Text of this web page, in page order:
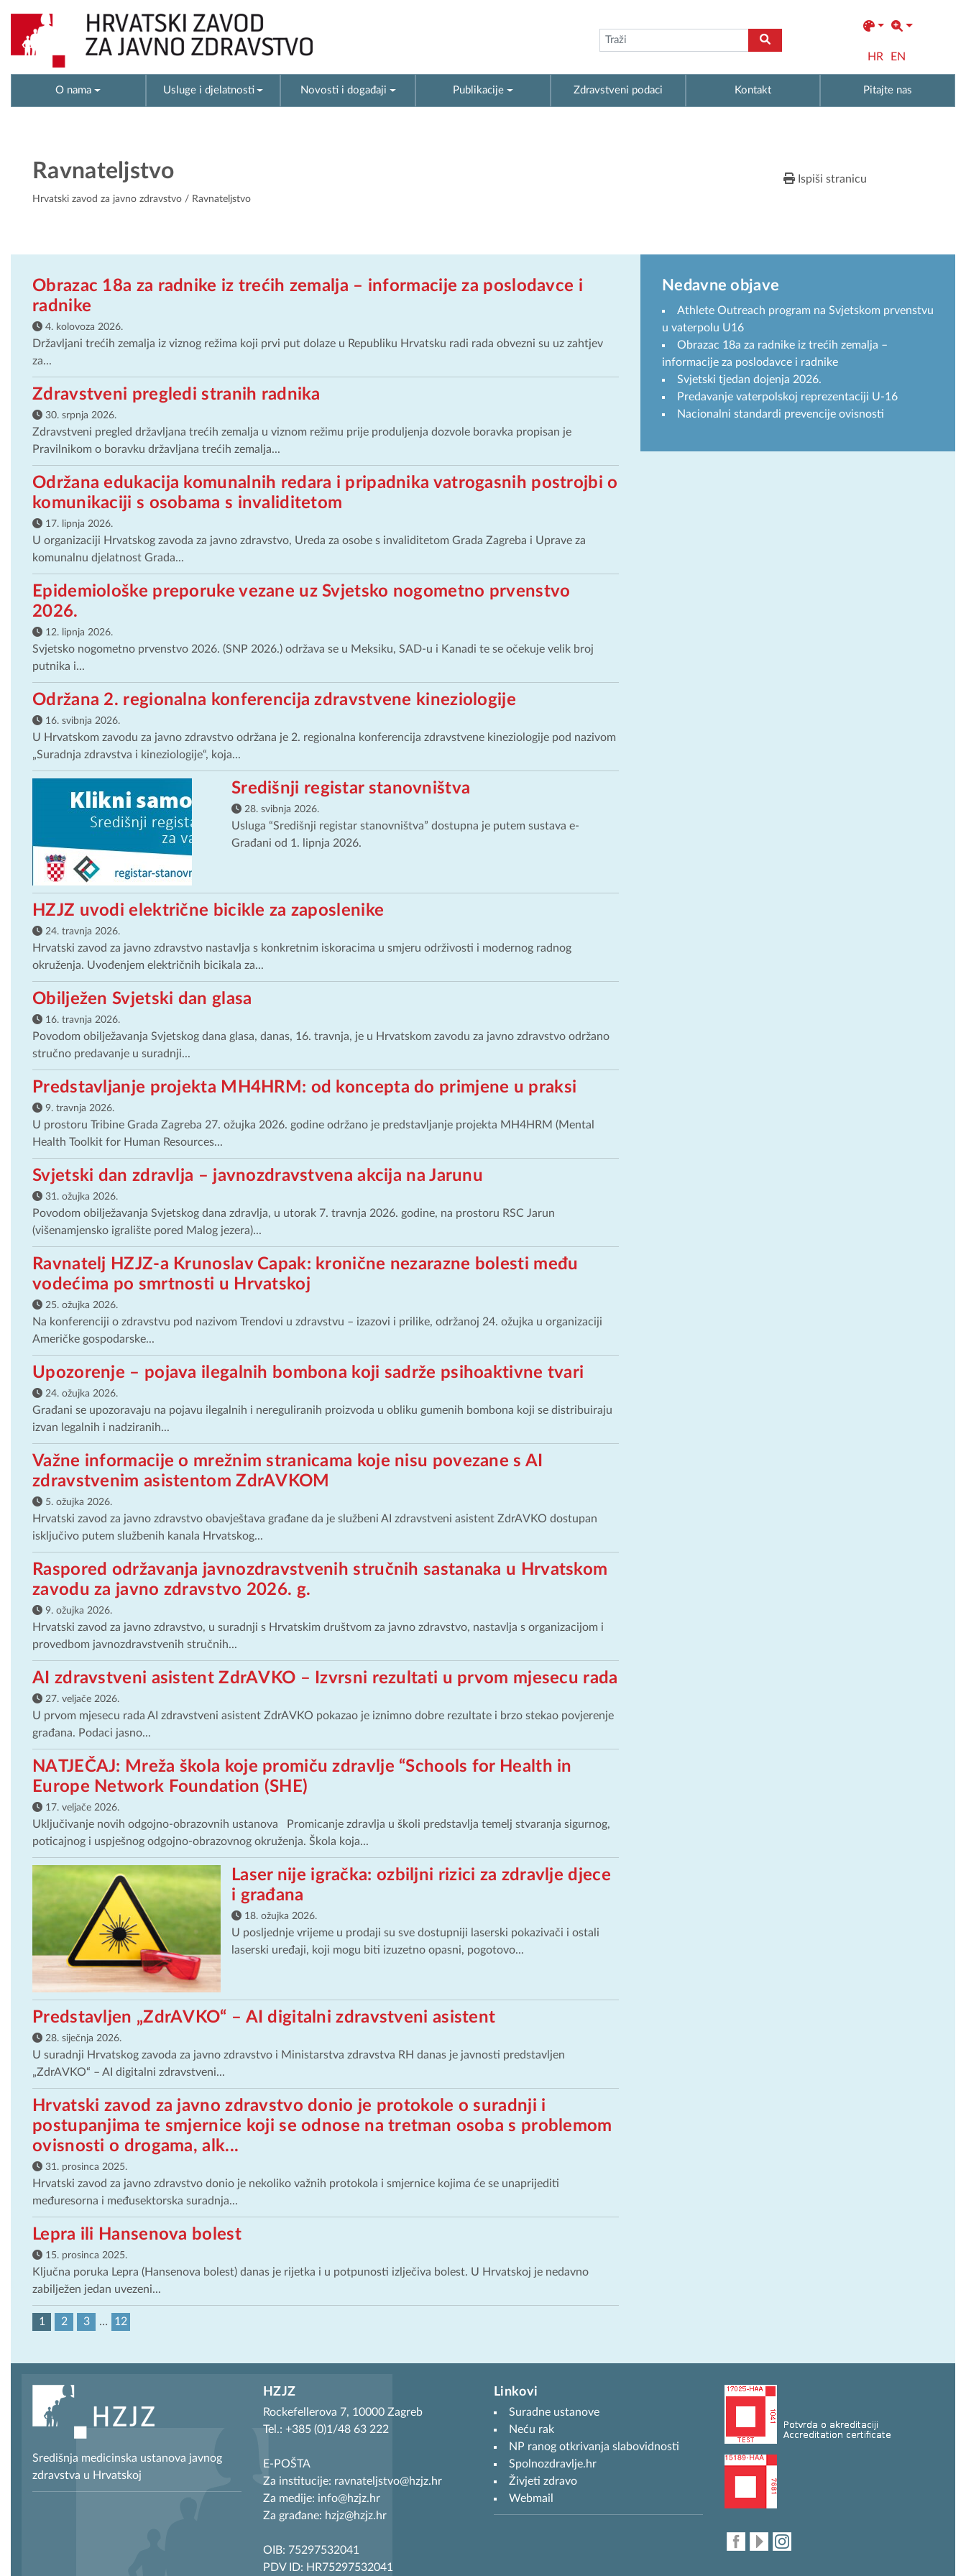
HR EN
O nama Usluge i djelatnosti Novosti i događaji Publikacije Zdravstveni podaci Kontakt Pitajte nas
Ravnateljstvo
Hrvatski zavod za javno zdravstvo / Ravnateljstvo
Ispiši stranicu
Obrazac 18a za radnike iz trećih zemalja – informacije za poslodavce i
radnike
4. kolovoza 2026.
Državljani trećih zemalja iz viznog režima koji prvi put dolaze u Republiku Hrvatsku radi rada obvezni su uz zahtjev
za...
Zdravstveni pregledi stranih radnika
30. srpnja 2026.
Zdravstveni pregled državljana trećih zemalja u viznom režimu prije produljenja dozvole boravka propisan je
Pravilnikom o boravku državljana trećih zemalja...
Održana edukacija komunalnih redara i pripadnika vatrogasnih postrojbi o
komunikaciji s osobama s invaliditetom
17. lipnja 2026.
U organizaciji Hrvatskog zavoda za javno zdravstvo, Ureda za osobe s invaliditetom Grada Zagreba i Uprave za
komunalnu djelatnost Grada...
Epidemiološke preporuke vezane uz Svjetsko nogometno prvenstvo
2026.
12. lipnja 2026.
Svjetsko nogometno prvenstvo 2026. (SNP 2026.) održava se u Meksiku, SAD-u i Kanadi te se očekuje velik broj
putnika i...
Održana 2. regionalna konferencija zdravstvene kineziologije
16. svibnja 2026.
U Hrvatskom zavodu za javno zdravstvo održana je 2. regionalna konferencija zdravstvene kineziologije pod nazivom
„Suradnja zdravstva i kineziologije“, koja...
Središnji registar stanovništva
28. svibnja 2026.
Usluga “Središnji registar stanovništva” dostupna je putem sustava e-
Građani od 1. lipnja 2026.
HZJZ uvodi električne bicikle za zaposlenike
24. travnja 2026.
Hrvatski zavod za javno zdravstvo nastavlja s konkretnim iskoracima u smjeru održivosti i modernog radnog
okruženja. Uvođenjem električnih bicikala za...
Obilježen Svjetski dan glasa
16. travnja 2026.
Povodom obilježavanja Svjetskog dana glasa, danas, 16. travnja, je u Hrvatskom zavodu za javno zdravstvo održano
stručno predavanje u suradnji...
Predstavljanje projekta MH4HRM: od koncepta do primjene u praksi
9. travnja 2026.
U prostoru Tribine Grada Zagreba 27. ožujka 2026. godine održano je predstavljanje projekta MH4HRM (Mental
Health Toolkit for Human Resources...
Svjetski dan zdravlja – javnozdravstvena akcija na Jarunu
31. ožujka 2026.
Povodom obilježavanja Svjetskog dana zdravlja, u utorak 7. travnja 2026. godine, na prostoru RSC Jarun
(višenamjensko igralište pored Malog jezera)...
Ravnatelj HZJZ-a Krunoslav Capak: kronične nezarazne bolesti među
vodećima po smrtnosti u Hrvatskoj
25. ožujka 2026.
Na konferenciji o zdravstvu pod nazivom Trendovi u zdravstvu – izazovi i prilike, održanoj 24. ožujka u organizaciji
Američke gospodarske...
Upozorenje – pojava ilegalnih bombona koji sadrže psihoaktivne tvari
24. ožujka 2026.
Građani se upozoravaju na pojavu ilegalnih i nereguliranih proizvoda u obliku gumenih bombona koji se distribuiraju
izvan legalnih i nadziranih...
Važne informacije o mrežnim stranicama koje nisu povezane s AI
zdravstvenim asistentom ZdrAVKOM
5. ožujka 2026.
Hrvatski zavod za javno zdravstvo obavještava građane da je službeni AI zdravstveni asistent ZdrAVKO dostupan
isključivo putem službenih kanala Hrvatskog...
Raspored održavanja javnozdravstvenih stručnih sastanaka u Hrvatskom
zavodu za javno zdravstvo 2026. g.
9. ožujka 2026.
Hrvatski zavod za javno zdravstvo, u suradnji s Hrvatskim društvom za javno zdravstvo, nastavlja s organizacijom i
provedbom javnozdravstvenih stručnih...
AI zdravstveni asistent ZdrAVKO – Izvrsni rezultati u prvom mjesecu rada
27. veljače 2026.
U prvom mjesecu rada AI zdravstveni asistent ZdrAVKO pokazao je iznimno dobre rezultate i brzo stekao povjerenje
građana. Podaci jasno...
NATJEČAJ: Mreža škola koje promiču zdravlje “Schools for Health in
Europe Network Foundation (SHE)
17. veljače 2026.
Uključivanje novih odgojno-obrazovnih ustanova Promicanje zdravlja u školi predstavlja temelj stvaranja sigurnog,
poticajnog i uspješnog odgojno-obrazovnog okruženja. Škola koja...
Laser nije igračka: ozbiljni rizici za zdravlje djece
i građana
18. ožujka 2026.
U posljednje vrijeme u prodaji su sve dostupniji laserski pokazivači i ostali
laserski uređaji, koji mogu biti izuzetno opasni, pogotovo...
Predstavljen „ZdrAVKO“ – AI digitalni zdravstveni asistent
28. siječnja 2026.
U suradnji Hrvatskog zavoda za javno zdravstvo i Ministarstva zdravstva RH danas je javnosti predstavljen
„ZdrAVKO“ – AI digitalni zdravstveni...
Hrvatski zavod za javno zdravstvo donio je protokole o suradnji i
postupanjima te smjernice koji se odnose na tretman osoba s problemom
ovisnosti o drogama, alk...
31. prosinca 2025.
Hrvatski zavod za javno zdravstvo donio je nekoliko važnih protokola i smjernice kojima će se unaprijediti
međuresorna i međusektorska suradnja...
Lepra ili Hansenova bolest
15. prosinca 2025.
Ključna poruka Lepra (Hansenova bolest) danas je rijetka i u potpunosti izlječiva bolest. U Hrvatskoj je nedavno
zabilježen jedan uvezeni...
1 2 3 … 12
Nedavne objave
Athlete Outreach program na Svjetskom prvenstvu
u vaterpolu U16
Obrazac 18a za radnike iz trećih zemalja –
informacije za poslodavce i radnike
Svjetski tjedan dojenja 2026.
Predavanje vaterpolskoj reprezentaciji U-16
Nacionalni standardi prevencije ovisnosti
Središnja medicinska ustanova javnog
zdravstva u Hrvatskoj
HZJZ
Rockefellerova 7, 10000 Zagreb
Tel.: +385 (0)1/48 63 222
E-POŠTA
Za institucije: ravnateljstvo@hzjz.hr
Za medije: info@hzjz.hr
Za građane: hzjz@hzjz.hr
OIB: 75297532041
PDV ID: HR75297532041
Linkovi
Suradne ustanove
Neću rak
NP ranog otkrivanja slabovidnosti
Spolnozdravlje.hr
Živjeti zdravo
Webmail